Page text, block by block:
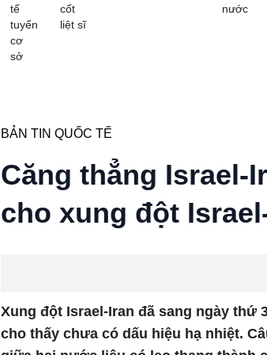
tế
tuyến
cơ
sở
cốt
liệt sĩ
nước
BẢN TIN QUỐC TẾ
Căng thẳng Israel-
cho xung đột
Xung đột Israel-Iran đã sang ngày thứ
cho thấy chưa có dấu hiệu hạ nhiệt.